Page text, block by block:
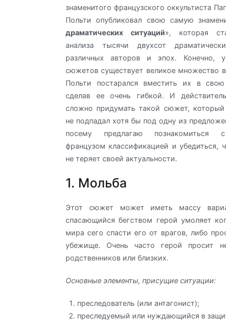
знаменитого французского оккультиста
Польти опубликовал свою самую
драматических ситуаций», которая
анализа тысячи двухсот
различных авторов и эпох. Конечно,
сюжетов существует великое множество
Польти постарался вместить их в
сделав ее очень гибкой. И
сложно придумать такой сюжет,
не подпадал хотя бы под одну из
посему предлагаю познакомиться
французом классификацией и убедиться,
не теряет своей актуальности.
1. Мольба
Этот сюжет может иметь массу
спасающийся бегством герой умоляет
мира сего спасти его от врагов, либо
убежище. Очень часто герой просит
родственников или близких.
Основные элементы, присущие ситуации:
преследователь (или антагонист);
преследуемый или нуждающийся в